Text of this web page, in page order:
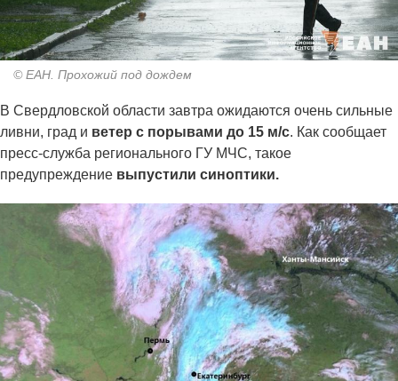
© ЕАН. Прохожий под дождем
В Свердловской области завтра ожидаются очень сильные
ливни, град и ветер с порывами до 15 м/с. Как сообщает
пресс-служба регионального ГУ МЧС, такое
предупреждение выпустили синоптики.